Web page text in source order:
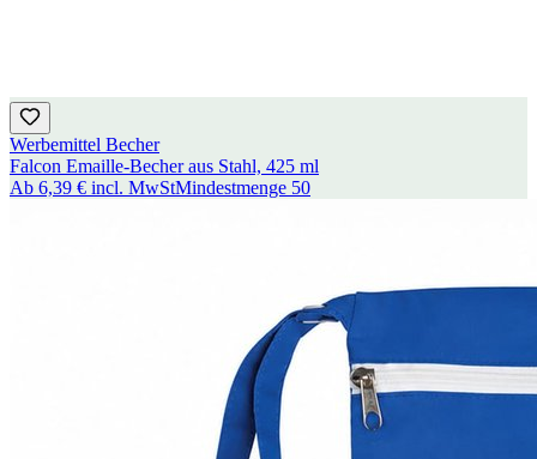
Werbemittel Becher
Falcon Emaille-Becher aus Stahl, 425 ml
Ab 6,39 € incl. MwStMindestmenge 50